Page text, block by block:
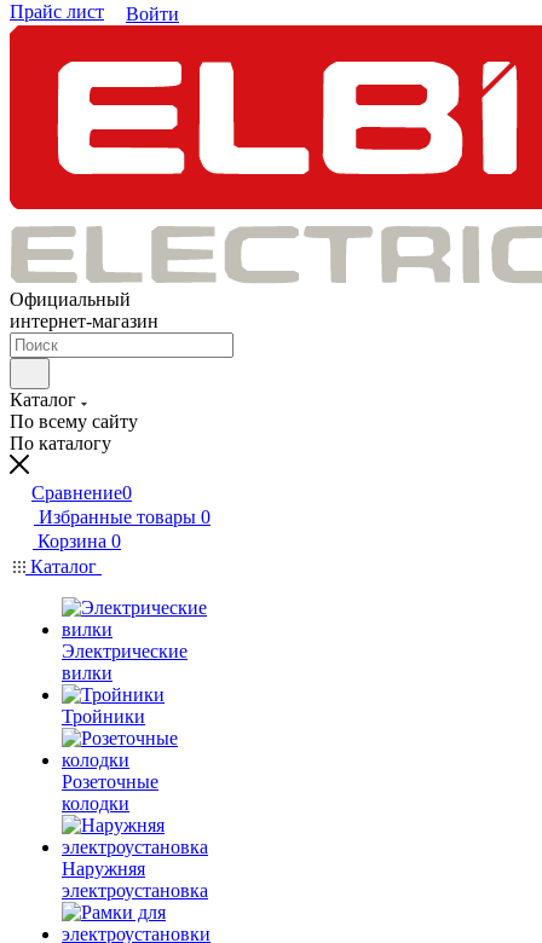
Прайс лист
Войти
Официальный
интернет-магазин
Каталог
По всему сайту
По каталогу
Сравнение0
Избранные товары 0
Корзина 0
Каталог
Электрические
вилки
Тройники
Розеточные
колодки
Наружняя
электроустановка